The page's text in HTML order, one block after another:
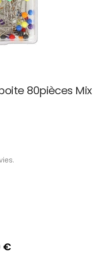
80pièces Mix
€